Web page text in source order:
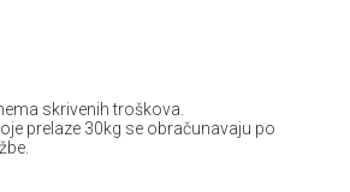
skrivenih troškova.
prelaze 30kg se obračunavaju po